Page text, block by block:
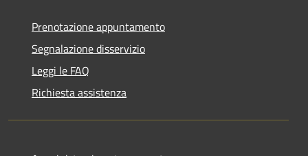
Prenotazione appuntamento
Segnalazione disservizio
Leggi le FAQ
Richiesta assistenza